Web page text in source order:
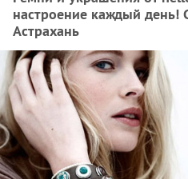
настроение каждый день!
Астрахань